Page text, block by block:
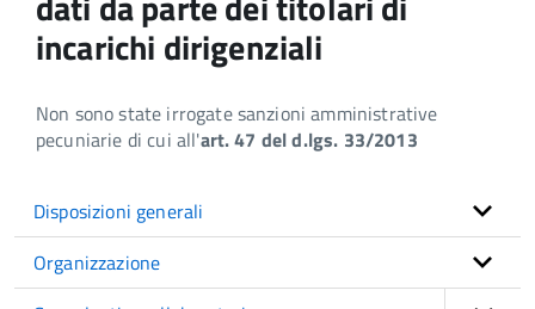
incarichi dirigenziali
Non sono state irrogate sanzioni amministrative
pecuniarie di cui all'art. 47 del d.lgs. 33/2013
Disposizioni generali
Organizzazione